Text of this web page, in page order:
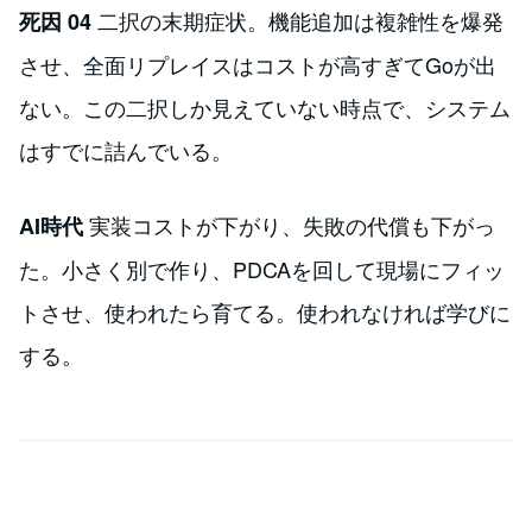
死因 04 二択の末期症状。機能追加は複雑性を爆発
させ、全面リプレイスはコストが高すぎてGoが出
ない。この二択しか見えていない時点で、システム
はすでに詰んでいる。
AI時代実装コストが下がり、失敗の代償も下がっ
た。小さく別で作り、PDCAを回して現場にフィッ
トさせ、使われたら育てる。使われなければ学びに
する。